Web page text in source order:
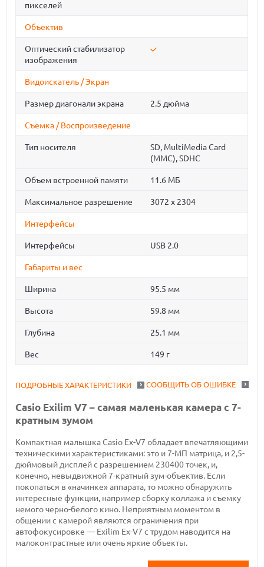
пикселей
Объектив
Оптический стабилизатор
изображения
Видоискатель / Экран
Размер диагонали экрана 2.5 дюйма
Съемка / Воспроизведение
Тип носителя
SD, MultiMedia Card
(MMC), SDHC
Объем встроенной памяти 11.6 МБ
Максимальное разрешение 3072 x 2304
Интерфейсы
Интерфейсы USB 2.0
Габариты и вес
Ширина 95.5 мм
Высота 59.8 мм
Глубина 25.1 мм
Вес 149 г
СООБЩИТЬ ОБ ОШИБКЕ
ПОДРОБНЫЕ ХАРАКТЕРИСТИКИ
Casio Exilim V7 – самая маленькая камера с 7-
кратным зумом
Компактная малышка Casio Ex-V7 обладает впечатляющими
техническими характеристиками: это и 7-МП матрица, и 2,5-
дюймовый дисплей с разрешением 230400 точек, и,
конечно, невыдвижной 7-кратный зум-объектив. Если
покопаться в «начинке» аппарата, то можно обнаружить
интересные функции, например сборку коллажа и съемку
немого черно-белого кино. Неприятным моментом в
общении с камерой являются ограничения при
автофокусировке — Exilim Ex-V7 с трудом наводится на
малоконтрастные или очень яркие объекты.